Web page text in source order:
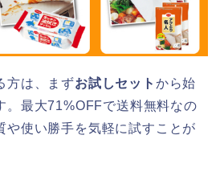
方は、まずお試しセット から始
。最大71%OFFで送料無料なの
や使い勝手を気軽に試すことが